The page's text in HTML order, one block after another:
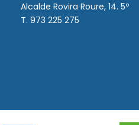
Alcalde Rovira Roure, 14. 5º
T. 973 225 275